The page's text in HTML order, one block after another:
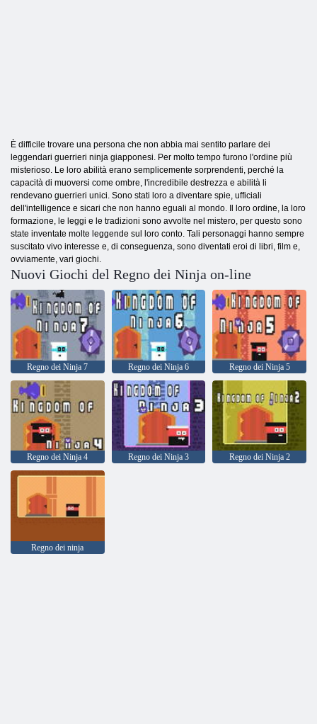
È difficile trovare una persona che non abbia mai sentito parlare dei
leggendari guerrieri ninja giapponesi. Per molto tempo furono l'ordine più
misterioso. Le loro abilità erano semplicemente sorprendenti, perché la
capacità di muoversi come ombre, l'incredibile destrezza e abilità li
rendevano guerrieri unici. Sono stati loro a diventare spie, ufficiali
dell'intelligence e sicari che non hanno eguali al mondo. Il loro ordine, la loro
formazione, le leggi e le tradizioni sono avvolte nel mistero, per questo sono
state inventate molte leggende sul loro conto. Tali personaggi hanno sempre
suscitato vivo interesse e, di conseguenza, sono diventati eroi di libri, film e,
ovviamente, vari giochi.
Nuovi Giochi del Regno dei Ninja on-line
Regno dei Ninja 7 Regno dei Ninja 6 Regno dei Ninja 5
Regno dei Ninja 4 Regno dei Ninja 3 Regno dei Ninja 2
Regno dei ninja